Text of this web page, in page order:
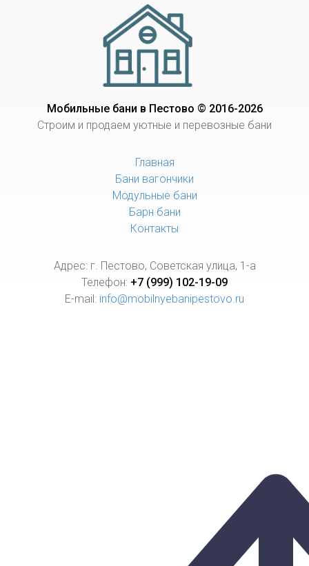
Мобильные бани в Пестово © 2016-2026
Строим и продаем уютные и перевозные бани
Главная
Бани вагончики
Модульные бани
Барн бани
Контакты
Адрес: г. Пестово, Советская улица, 1-а
Телефон: +7 (999) 102-19-09
E-mail: info@mobilnyebanipestovo.ru